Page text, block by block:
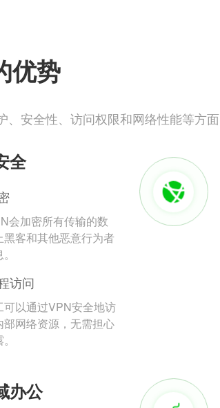
优势
、安全性、访问权限和网络性能等方面
全
会加密所有传输的数
黑客和其他恶意行为者
访问
可以通过VPN安全地访
部网络资源，无需担心
办公